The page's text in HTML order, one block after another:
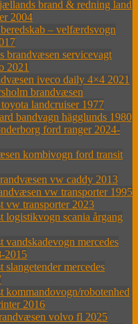
brand & redning land
2004
– velfærdsvogn
brandvæsen servicevagt
2021
iveco daily 4×4 2021
brandvæsen
landcruiser 1977
bandvagn hägglunds 1980
ford ranger 2024-
kombivogn ford transit
vw caddy 2013
vw transporter 1995
vw transporter 2023
logistikvogn scania årgang
vandskadevogn mercedes
2015
slangetender mercedes
kommandovogn/robotenhed
2016
volvo fl 2025